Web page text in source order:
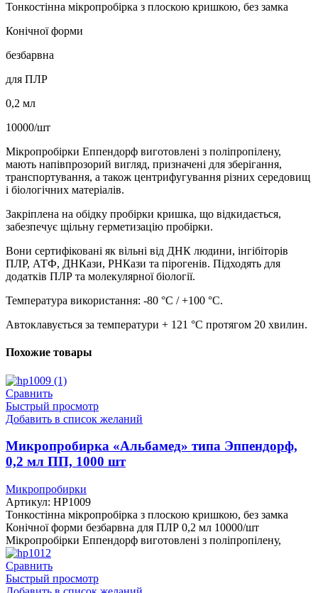
Тонкостінна мікропробірка з плоскою кришкою, без замка
Конічної форми
безбарвна
для ПЛР
0,2 мл
10000/шт
Мікропробірки Еппендорф виготовлені з поліпропілену,
мають напівпрозорий вигляд, призначені для зберігання,
транспортування, а також центрифугування різних середовищ
і біологічних матеріалів.
Закріплена на обідку пробірки кришка, що відкидається,
забезпечує щільну герметизацію пробірки.
Вони сертифіковані як вільні від ДНК людини, інгібіторів
ПЛР, АТФ, ДНКази, РНКази та пірогенів. Підходять для
додатків ПЛР та молекулярної біології.
Температура використання: -80 °C / +100 °C.
Автоклавується за температури + 121 °C протягом 20 хвилин.
Похожие товары
Сравнить
Быстрый просмотр
Добавить в список желаний
Микропробирка «Альбамед» типа Эппендорф,
0,2 мл ПП, 1000 шт
Микропробирки
Артикул: HP1009
Тонкостінна мікропробірка з плоскою кришкою, без замка
Конічної форми безбарвна для ПЛР 0,2 мл 10000/шт
Мікропробірки Еппендорф виготовлені з поліпропілену,
Сравнить
Быстрый просмотр